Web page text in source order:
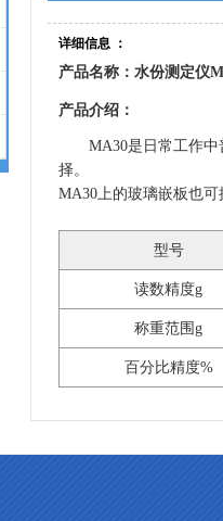
详细信息 ：
产品名称：水份测定仪
产品介绍：
MA30是日常工作
择。
MA30上的玻璃嵌板也
型号
读数精度g
称重范围g
百分比精度%